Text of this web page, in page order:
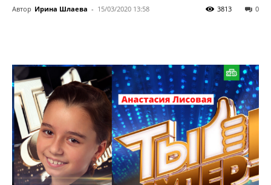
Автор Ирина Шлаева - 15/03/2020 13:58 0
3813